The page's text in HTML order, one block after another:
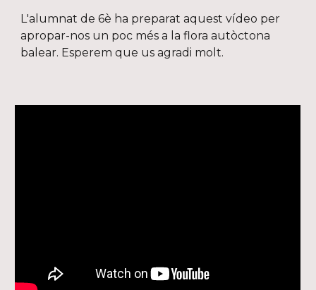
L'alumnat de 6è ha preparat aquest vídeo per
apropar-nos un poc més a la flora autòctona
balear. Esperem que us agradi molt.